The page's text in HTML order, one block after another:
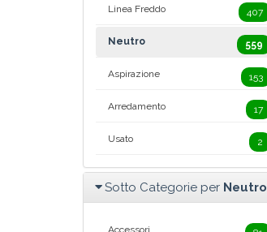
Linea Freddo 407
Neutro 559
Aspirazione 153
Arredamento 17
Usato 2
Sotto Categorie per Neutro
Accessori